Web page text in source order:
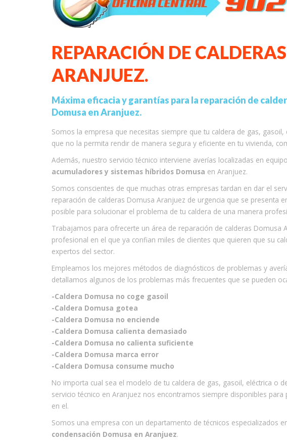
REPARACIÓN DE
ARANJUEZ.
Máxima eficacia y garantías para la reparación de
Domusa en Aranjuez.
Somos la empresa que necesitas siempre que tu caldera de gas,
que no la permita rendir de manera segura y eficiente en tu vivienda,
Además, nuestro servicio técnico interviene averías localizadas en
acumuladores y sistemas híbridos Domusa en Aranjuez.
Somos conscientes de que muchas otras empresas tardan en dar el
reparación de calderas Domusa Aranjuez de urgencia que se presenta
posible para solucionar el problema de tu caldera de una manera
Trabajamos para ofrecerte un área de reparación de calderas Domusa
profesional en el que ya confian miles de clientes que quieren que su
expertos del sector.
Empleamos los mejores métodos de diagnósticos de problemas y
detallamos algunos de los problemas más frecuentes que se pueden
-Caldera Domusa no coge gasoil
-Caldera Domusa gotea
-Caldera Domusa no enciende
-Caldera Domusa calienta demasiado
-Caldera Domusa no calienta suficiente
-Caldera Domusa marca error
-Caldera Domusa consume mucho
No importa cual sea el modelo de tu caldera de gas, gasoil, eléctrica o
servicio técnico en Aranjuez nos encontramos siempre disponibles
en el.
Somos una empresa con un departamento de técnicos especializados
condensación Domusa en Aranjuez.